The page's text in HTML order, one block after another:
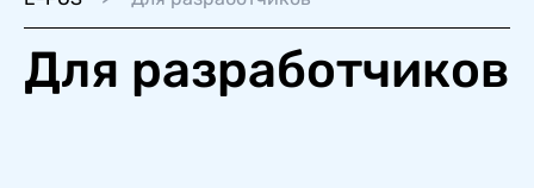
Для разработчиков